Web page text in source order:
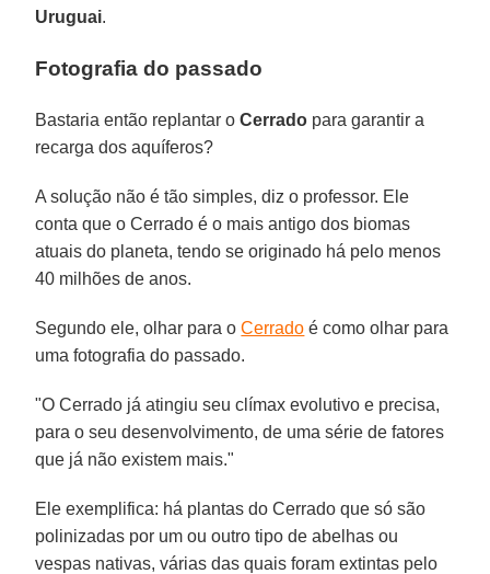
Uruguai.
Fotografia do passado
Bastaria então replantar oCerrado para garantir a
recarga dos aquíferos?
A solução não é tão simples, diz o professor. Ele
conta que o Cerrado é o mais antigo dos biomas
atuais do planeta, tendo se originado há pelo menos
40 milhões de anos.
Segundo ele, olhar para oCerrado é como olhar para
uma fotografia do passado.
"O Cerrado já atingiu seu clímax evolutivo e precisa,
para o seu desenvolvimento, de uma série de fatores
que já não existem mais."
Ele exemplifica: há plantas do Cerrado que só são
polinizadas por um ou outro tipo de abelhas ou
vespas nativas, várias das quais foram extintas pelo